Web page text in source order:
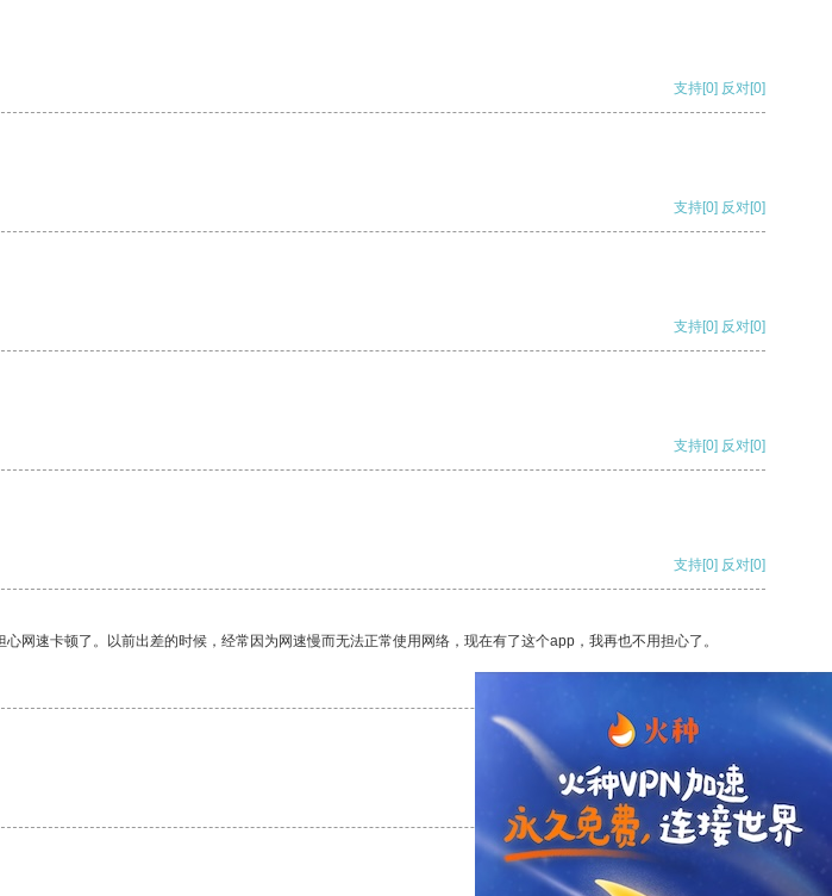
支持[0] 反对[0]
支持[0] 反对[0]
支持[0] 反对[0]
支持[0] 反对[0]
支持[0] 反对[0]
速卡顿了。以前出差的时候，经常因为网速慢而无法正常使用网络，现在有了这个app，我再也不用担心了。
支持 [0] 反对 [0]